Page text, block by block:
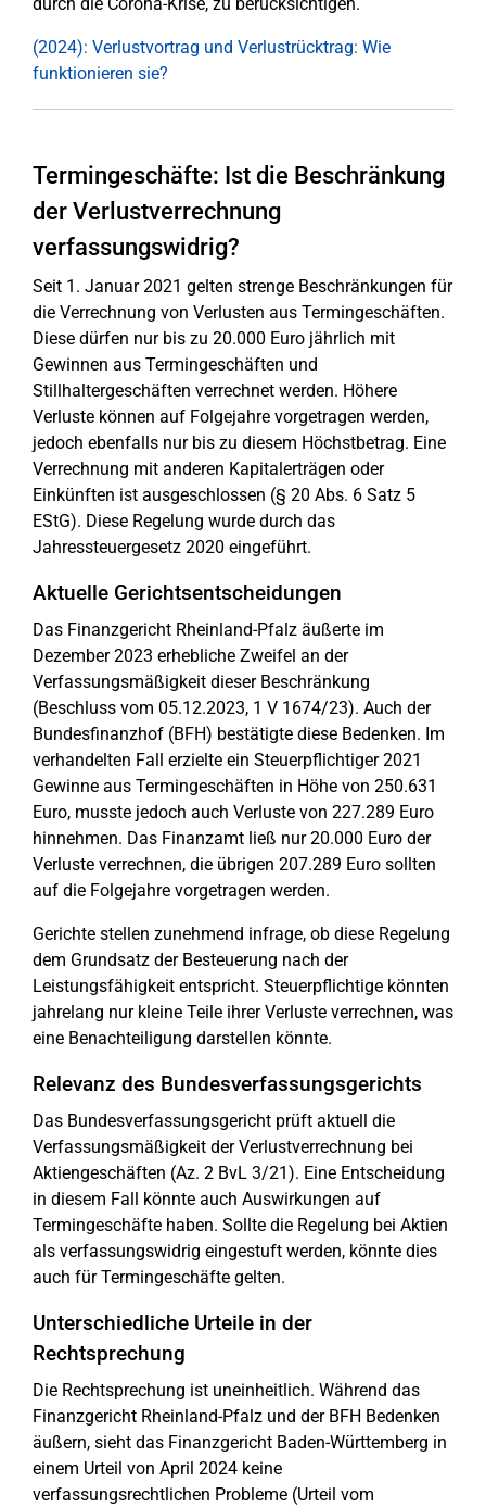
(2024): Verlustvortrag und Verlustrücktrag: Wie
funktionieren sie?
Termingeschäfte: Ist die Beschränkung
der Verlustverrechnung
verfassungswidrig?
Seit 1. Januar 2021 gelten strenge Beschränkungen für
die Verrechnung von Verlusten aus Termingeschäften.
Diese dürfen nur bis zu 20.000 Euro jährlich mit
Gewinnen aus Termingeschäften und
Stillhaltergeschäften verrechnet werden. Höhere
Verluste können auf Folgejahre vorgetragen werden,
jedoch ebenfalls nur bis zu diesem Höchstbetrag. Eine
Verrechnung mit anderen Kapitalerträgen oder
Einkünften ist ausgeschlossen (§ 20 Abs. 6 Satz 5
EStG). Diese Regelung wurde durch das
Jahressteuergesetz 2020 eingeführt.
Aktuelle Gerichtsentscheidungen
Das Finanzgericht Rheinland-Pfalz äußerte im
Dezember 2023 erhebliche Zweifel an der
Verfassungsmäßigkeit dieser Beschränkung
(Beschluss vom 05.12.2023, 1 V 1674/23). Auch der
Bundesfinanzhof (BFH) bestätigte diese Bedenken. Im
verhandelten Fall erzielte ein Steuerpflichtiger 2021
Gewinne aus Termingeschäften in Höhe von 250.631
Euro, musste jedoch auch Verluste von 227.289 Euro
hinnehmen. Das Finanzamt ließ nur 20.000 Euro der
Verluste verrechnen, die übrigen 207.289 Euro sollten
auf die Folgejahre vorgetragen werden.
Gerichte stellen zunehmend infrage, ob diese Regelung
dem Grundsatz der Besteuerung nach der
Leistungsfähigkeit entspricht. Steuerpflichtige könnten
jahrelang nur kleine Teile ihrer Verluste verrechnen, was
eine Benachteiligung darstellen könnte.
Relevanz des Bundesverfassungsgerichts
Das Bundesverfassungsgericht prüft aktuell die
Verfassungsmäßigkeit der Verlustverrechnung bei
Aktiengeschäften (Az. 2 BvL 3/21). Eine Entscheidung
in diesem Fall könnte auch Auswirkungen auf
Termingeschäfte haben. Sollte die Regelung bei Aktien
als verfassungswidrig eingestuft werden, könnte dies
auch für Termingeschäfte gelten.
Unterschiedliche Urteile in der
Rechtsprechung
Die Rechtsprechung ist uneinheitlich. Während das
Finanzgericht Rheinland-Pfalz und der BFH Bedenken
äußern, sieht das Finanzgericht Baden-Württemberg in
einem Urteil von April 2024 keine
verfassungsrechtlichen Probleme (Urteil vom